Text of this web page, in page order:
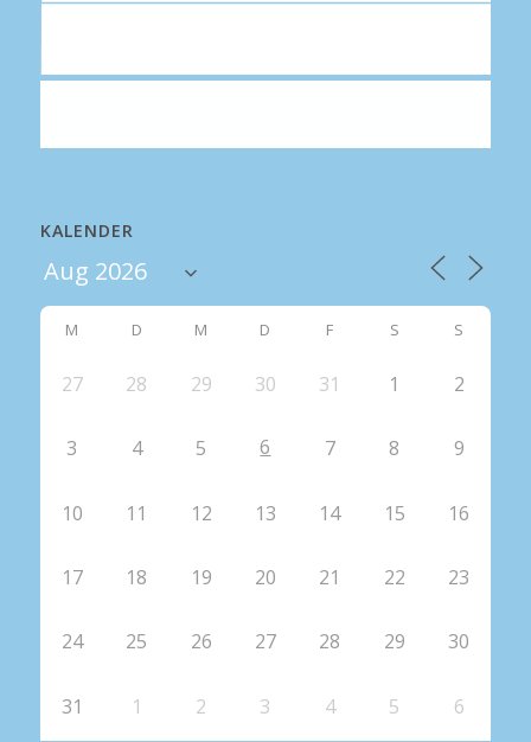
KALENDER
M D M D F S S
27 28 29 30 31 1 2
3 4 5 6 7 8 9
10 11 12 13 14 15 16
17 18 19 20 21 22 23
24 25 26 27 28 29 30
31 1 2 3 4 5 6